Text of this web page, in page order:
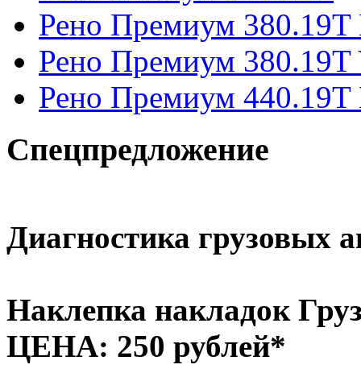
Рено Премиум
Рено Премиум 380.19T
Рено Премиум 440.19T
Спецпредложение
Диагностика грузовых
Наклепка накладок
ЦЕНА: 250 рублей*